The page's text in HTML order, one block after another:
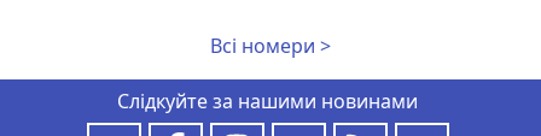
Всі номери >
Слідкуйте за нашими новинами